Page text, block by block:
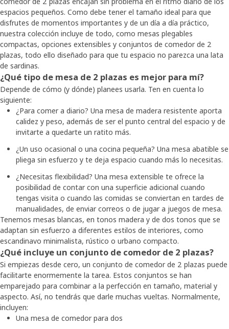
espacios pequeños. Como debe tener el tamaño ideal para que
disfrutes de momentos importantes y de un día a día práctico,
nuestra colección incluye de todo, como mesas plegables
compactas, opciones extensibles y conjuntos de comedor de 2
plazas, todo ello diseñado para que tu espacio no parezca una lata
de sardinas.
¿Qué tipo de mesa de 2 plazas es mejor para mí?
Depende de cómo (y dónde) planees usarla. Ten en cuenta lo
siguiente:
¿Para comer a diario? Una mesa de madera resistente aporta
calidez y peso, además de ser el punto central del espacio y de
invitarte a quedarte un ratito más.
¿Un uso ocasional o una cocina pequeña? Una mesa abatible se
pliega sin esfuerzo y te deja espacio cuando más lo necesitas.
¿Necesitas flexibilidad? Una mesa extensible te ofrece la
posibilidad de contar con una superficie adicional cuando
tengas visita o cuando las comidas se conviertan en tardes de
manualidades, de enviar correos o de jugar a juegos de mesa.
Tenemos mesas blancas, en tonos madera y de dos tonos que se
adaptan sin esfuerzo a diferentes estilos de interiores, como
escandinavo minimalista, rústico o urbano compacto.
¿Qué incluye un conjunto de comedor de 2 plazas?
Si empiezas desde cero, un conjunto de comedor de 2 plazas puede
facilitarte enormemente la tarea. Estos conjuntos se han
emparejado para combinar a la perfección en tamaño, material y
aspecto. Así, no tendrás que darle muchas vueltas. Normalmente,
incluyen:
Una mesa de comedor para dos